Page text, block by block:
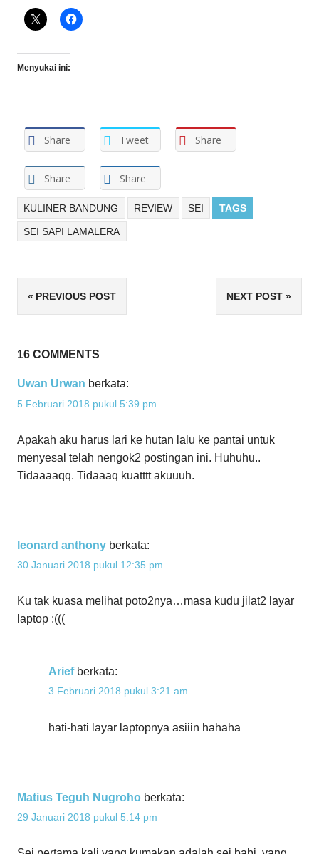
Menyukai ini:
Share Tweet Share
Share Share
TAGS
KULINER BANDUNG REVIEW SEI
SEI SAPI LAMALERA
Navigasi
PREVIOUS POST NEXT POST
16 COMMENTS
Uwan Urwan berkata:
5 Februari 2018 pukul 5:39 pm
Apakah aku harus lari ke hutan lalu ke pantai untuk
menyesal telah nengok2 postingan ini. Huhuhu..
Tidaaaaqq. Tidaaaq kuatttt akuuuh.
leonard anthony berkata:
30 Januari 2018 pukul 12:35 pm
Ku tak kuasa melihat poto2nya…masa kudu jilat2 layar
laptop :(((
Arief berkata:
3 Februari 2018 pukul 3:21 am
hati-hati layar laptopnya asiiin hahaha
Matius Teguh Nugroho berkata:
29 Januari 2018 pukul 5:14 pm